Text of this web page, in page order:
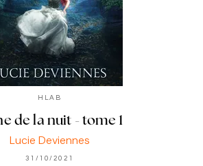
HLAB
de la nuit - tome 1
Lucie Deviennes
31/10/2021